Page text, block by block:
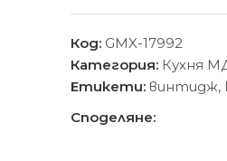
Код: GMX-17992
Категория: Кухня
Етикети: винтидж,
Споделяне: